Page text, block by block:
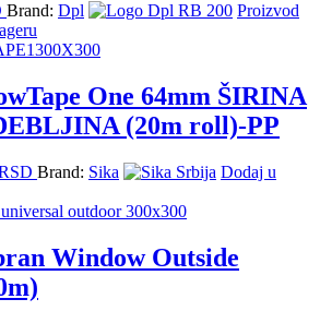
Brand: Dpl
Proizvod
One 64mm ŠIRINA
(20m roll)-PP
Brand: Sika
Dodaj u
Window Outside